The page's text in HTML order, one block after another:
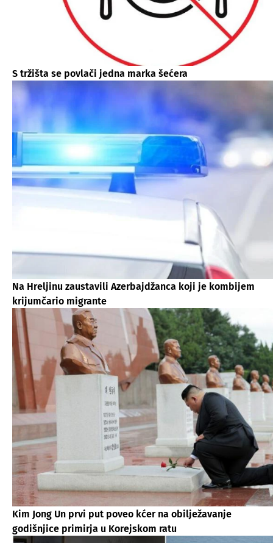
S tržišta se povlači jedna marka šećera
Na Hreljinu zaustavili Azerbajdžanca koji je kombijem
krijumčario migrante
Kim Jong Un prvi put poveo kćer na obilježavanje
godišnjice primirja u Korejskom ratu